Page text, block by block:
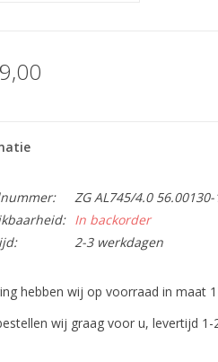
ZG AL745/4.0 56.00130-
In backorder
2-3 werkdagen
hebben wij op voorraad in maat
wij graag voor u, levertijd 1-